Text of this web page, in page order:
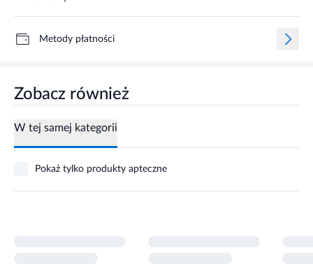
Metody płatności
Zobacz również
W tej samej kategorii
Pokaż tylko produkty apteczne